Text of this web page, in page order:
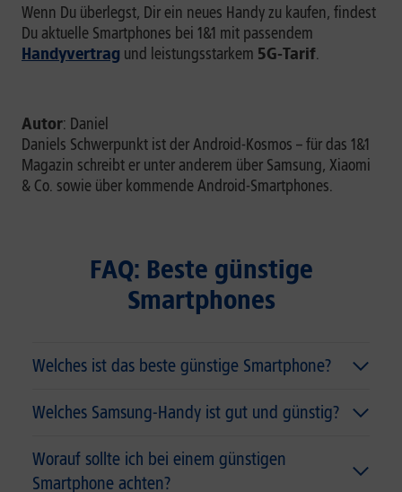
Wenn Du überlegst, Dir ein neues Handy zu kaufen, findest
Du aktuelle Smartphones bei 1&1 mit passendem
Handyvertrag und leistungsstarkem 5G-Tarif.
Autor: Daniel
Daniels Schwerpunkt ist der Android-Kosmos – für das 1&1
Magazin schreibt er unter anderem über Samsung, Xiaomi
& Co. sowie über kommende Android-Smartphones.
FAQ: Beste günstige
Smartphones
Welches ist das beste günstige Smartphone?
Welches Samsung-Handy ist gut und günstig?
Worauf sollte ich bei einem günstigen
Smartphone achten?